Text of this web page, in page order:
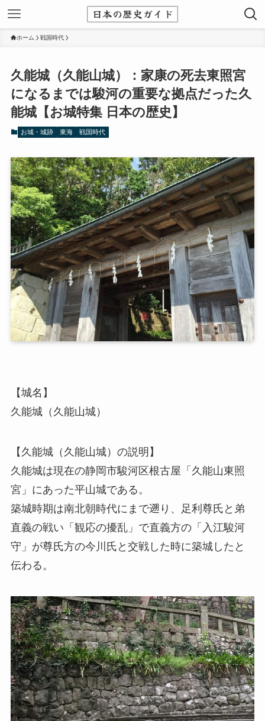
ホーム 戦国時代
久能城（久能山城）：家康の死去東照宮
になるまでは駿河の重要な拠点だった久
能城【お城特集 日本の歴史】
お城・城跡 東海 戦国時代
【城名】
久能城（久能山城）
【久能城（久能山城）の説明】
久能城は現在の静岡市駿河区根古屋「久能山東照
宮」にあった平山城である。
築城時期は南北朝時代にまで遡り、足利尊氏と弟
直義の戦い「観応の擾乱」で直義方の「入江駿河
守」が尊氏方の今川氏と交戦した時に築城したと
伝わる。